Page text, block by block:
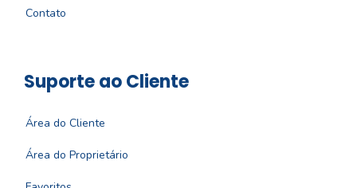
Contato
Suporte ao Cliente
Área do Cliente
Área do Proprietário